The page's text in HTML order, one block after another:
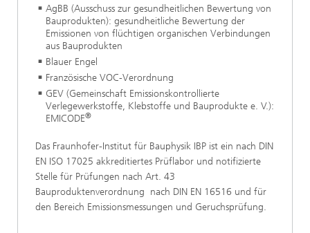
AgBB (Ausschuss zur gesundheitlichen Bewertung von
Bauprodukten): gesundheitliche Bewertung der
Emissionen von flüchtigen organischen Verbindungen
aus Bauprodukten
Blauer Engel
Französische VOC-Verordnung
GEV (Gemeinschaft Emissionskontrollierte
Verlegewerkstoffe, Klebstoffe und Bauprodukte e. V.):
EMICODE®
Das Fraunhofer-Institut für Bauphysik IBP ist ein nach DIN
EN ISO 17025 akkreditiertes Prüflabor und notifizierte
Stelle für Prüfungen nach Art. 43
Bauproduktenverordnung nach DIN EN 16516 und für
den Bereich Emissionsmessungen und Geruchsprüfung.